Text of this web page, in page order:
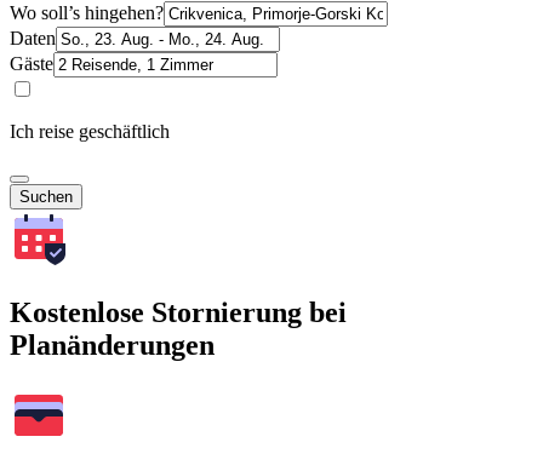
Wo soll’s hingehen?
Daten
Gäste
Ich reise geschäftlich
Suchen
Kostenlose Stornierung bei
Planänderungen